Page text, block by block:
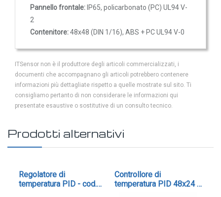
Pannello frontale: IP65, policarbonato (PC) UL94 V-
2
Contenitore:48x48 (DIN 1/16), ABS + PC UL94 V-0
ITSensor non è il produttore degli articoli commercializzati, i
documenti che accompagnano gli articoli potrebbero contenere
informazioni più dettagliate rispetto a quelle mostrate sul sito. Ti
consigliamo pertanto di non considerare le informazioni qui
presentate esaustive o sostitutive di un consulto tecnico.
Prodotti alternativi
Regolatore di
temperatura PID - cod.
Controllore di
temperatura PID 48x24 1
Data logger per sensore esterno
NH3 ambiente
NH3 in condotto
Etilene (C2H4)
C2H4 ambiente
Idrogeno (H2)
H2 ambiente
Monossido di carbonio (CO)